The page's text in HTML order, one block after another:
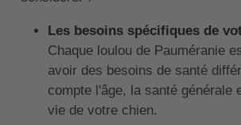
Les besoins spécifiques de
Chaque loulou de Pauméranie
avoir des besoins de santé
compte l'âge, la santé générale
vie de votre chien.